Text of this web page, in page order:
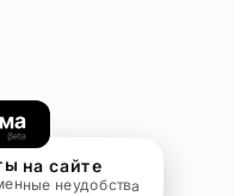
на сайте
неудобства